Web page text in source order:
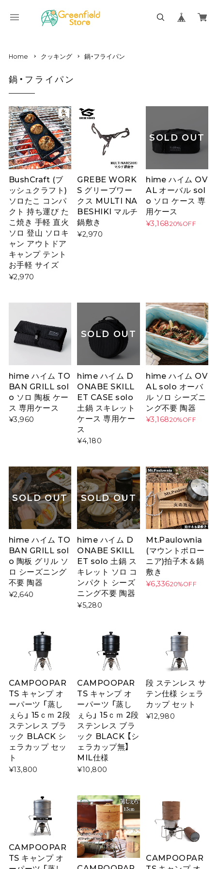
Home クッキング 鍋・フライパン
鍋・フライパン
BushCraft (ブ
ッシュクラフト)
ソロたこ コンパ
クト 持ち運び た
こ焼き 手軽 直火
ソロ 登山 ソロキ
ャン アウトドア
キャンプ テント
お手軽 サイズ
¥2,970
GREBE WORK
S グリーブワー
クス MULTI NA
BESHIKI マルチ
鍋敷き
¥2,970
SOLD OUT
hime ハイム OV
AL オーバル sol
o ソロ ケース 専
用ケース
¥3,16820%OFF
hime ハイム TO
BAN GRILL sol
o ソロ 陶板 ケー
ス 専用ケース
¥3,960
SOLD OUT
hime ハイム D
ONABE SKILL
ET CASE solo
土鍋 スキレット
ケース 専用ケー
ス
¥4,180
hime ハイム OV
AL solo オーバ
ル ソロ シーズニ
ング不要 陶器
¥3,16820%OFF
SOLD OUT
hime ハイム TO
BAN GRILL sol
o 陶板 グリル ソ
ロ シーズニング
不要 陶器
¥2,640
SOLD OUT
hime ハイム D
ONABE SKILL
ET solo 土鍋 ス
キレット ソロ コ
ンパクト シーズ
ニング不要 陶器
¥5,280
Mt.Paulownia
(マウントポロー
ニア)拍子木＆鍋
敷き
¥6,33620%OFF
CAMPOOPAR
TS キャンプ オ
ーパーツ 「蒸し
ぇら」 15ｃｍ 2段
ステンレス ブラ
ック BLACK シ
ェラカップ セッ
ト
¥13,800
CAMPOOPAR
TS キャンプ オ
ーパーツ 「蒸し
ぇら」 15ｃｍ 2段
ステンレス ブラ
ック BLACK 【シ
ェラカップ無】
MIL仕様
¥10,800
段 ステンレス サ
テン仕様 シェラ
カップ セット
¥12,980
CAMPOOPAR
TS キャンプ オ
CAMPOOPAR